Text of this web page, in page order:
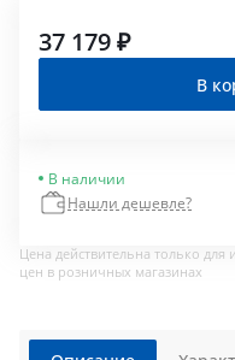
37 179 ₽
В
В наличии
Нашли дешевле?
Цена действительна только для
цен в розничных магазинах